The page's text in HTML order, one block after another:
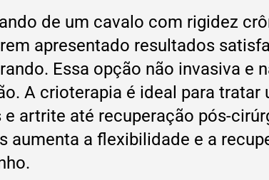
de um cavalo com rigidez
apresentado resultados
Essa opção não invasiva
A crioterapia é ideal para
artrite até recuperação pós-
aumenta a flexibilidade e a